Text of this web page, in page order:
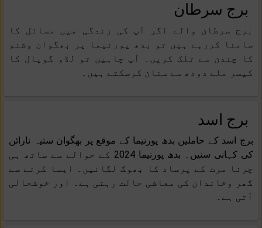
برج سرطان
برج سرطان والے اگر آپ کی زندگی میں مسائل کا
سامنا کررہے ہیں تو بدھ پورنیما پر بھگوان وشنو
کا چندن سے تلک کریں۔ آپ چاہیں تو لڈو گوپال کا
کیسر ملے دودھ سے سنان کرسکتے ہیں۔
برج اسد
برج اسد کے حاملین بدھ پورنیما کے موقع پر بھگوان ستیہ نارائن
کی کہانی سنیں۔ بدھ پورنیما 2024 کے حوالے سے ساتھ ہی
چرنا مرت کے پرساد کا بھوگ لگائیں۔ ایسا کرنے سے
گھر وخاندان کی معاشی حالت رہتی ہے۔ اور خوشحالی
آتی ہے۔